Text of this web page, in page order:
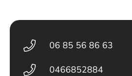
06 85 56 86 63
0466852884